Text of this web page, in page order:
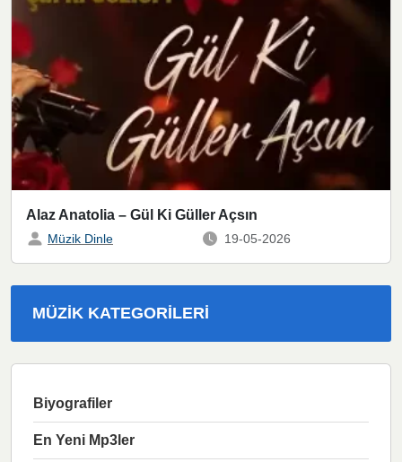
Alaz Anatolia – Gül Ki Güller Açsın
Müzik Dinle 19-05-2026
MÜZIK KATEGORILERI
Biyografiler
En Yeni Mp3ler